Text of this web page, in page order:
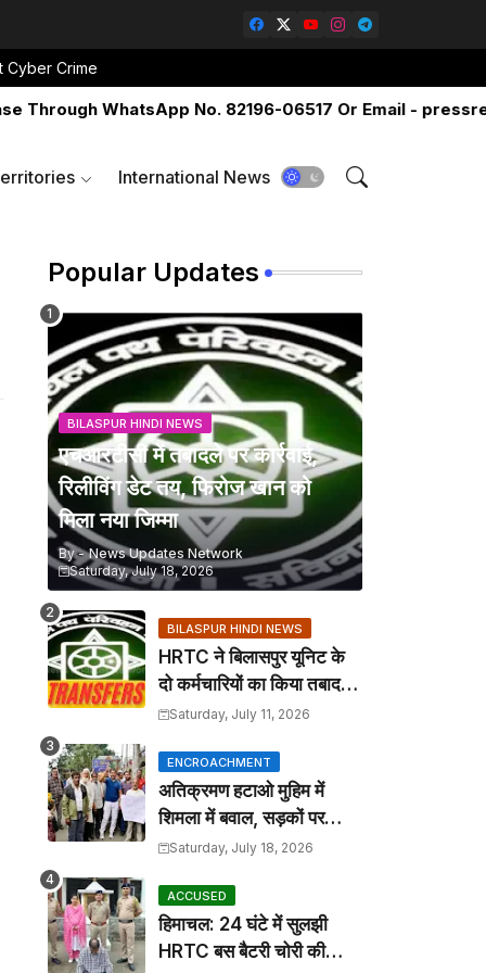
Cyber Crime
WhatsApp No. 82196-06517 Or Email -
International News
Popular Updates
BILASPUR HINDI NEWS
एचआरटीसी में तबादले पर कार्रवाई,
रिलीविंग डेट तय, फिरोज खान को
मिला नया जिम्मा
By - News Updates Network
Saturday, July 18, 2026
BILASPUR HINDI NEWS
HRTC ने बिलासपुर यूनिट के
दो कर्मचारियों का किया तबादला,
कार्यालय आदेश जारी
Saturday, July 11, 2026
ENCROACHMENT
अतिक्रमण हटाओ मुहिम में
शिमला में बवाल, सड़कों पर
कटोरा लेकर उतरे तहबाजारी
Saturday, July 18, 2026
ACCUSED
हिमाचल: 24 घंटे में सुलझी
HRTC बस बैटरी चोरी की